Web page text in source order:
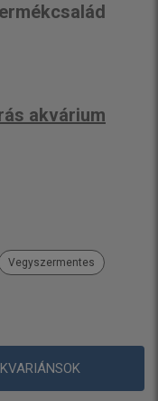
akvárium
Vegyszermentes